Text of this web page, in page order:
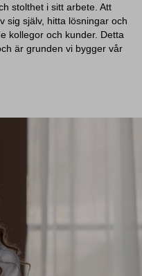
stolthet i sitt arbete. Att
sig själv, hitta lösningar och
kollegor och kunder. Detta
är grunden vi bygger vår